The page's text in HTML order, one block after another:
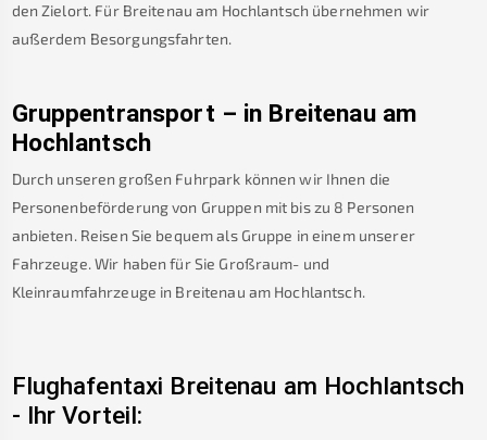
den Zielort. Für Breitenau am Hochlantsch übernehmen wir
außerdem Besorgungsfahrten.
Gruppentransport – in Breitenau am
Hochlantsch
Durch unseren großen Fuhrpark können wir Ihnen die
Personenbeförderung von Gruppen mit bis zu 8 Personen
anbieten. Reisen Sie bequem als Gruppe in einem unserer
Fahrzeuge. Wir haben für Sie Großraum- und
Kleinraumfahrzeuge in Breitenau am Hochlantsch.
Flughafentaxi Breitenau am Hochlantsch
- Ihr Vorteil: